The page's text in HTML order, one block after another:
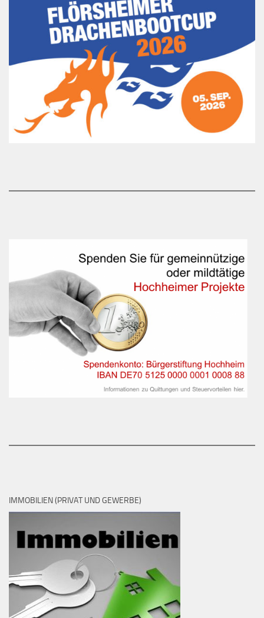
IMMOBILIEN (PRIVAT UND GEWERBE)